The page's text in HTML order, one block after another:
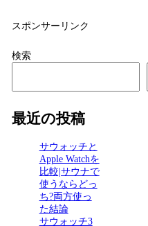
スポンサーリンク
検索
最近の投稿
サウォッチと
Apple Watchを
比較|サウナで
使うならどっ
ち?両方使っ
た結論
サウォッチ3